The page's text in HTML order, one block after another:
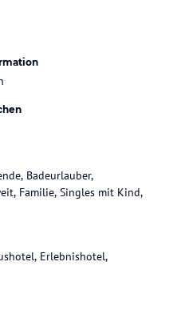
Badeurlauber,
Familie, Singles mit Kind,
Erlebnishotel,